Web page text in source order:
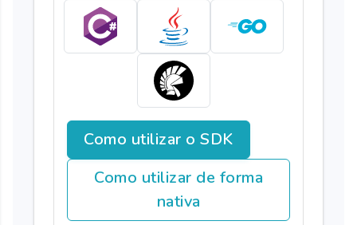
Como utilizar o SDK
Como utilizar de forma
nativa